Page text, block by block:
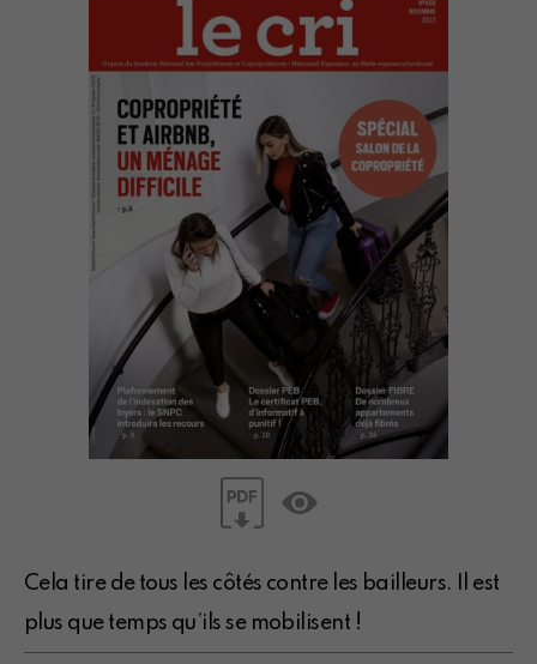
Cela tire de tous les côtés contre les bailleurs. Il est
plus que temps qu’ils se mobilisent !